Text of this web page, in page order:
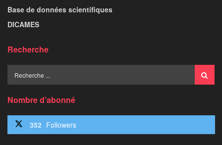
Base de données scientifiques
DICAMES
Recherche
Nombre d’abonné
352 Followers